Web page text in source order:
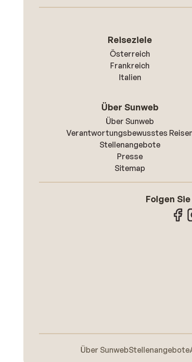
Reiseziele
Österreich
Frankreich
Italien
Über Sunweb
Über Sunweb
Verantwortungsbewusstes
Stellenangebote
Presse
Sitemap
Folgen
Über SunwebStellenangebote